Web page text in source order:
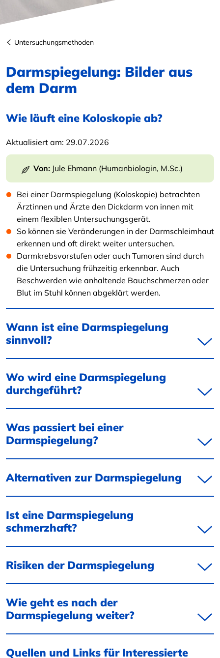
Untersuchungsmethoden
Darmspiegelung: Bilder aus
dem Darm
Wie läuft eine Koloskopie ab?
Aktualisiert am: 29.07.2026
Von: Jule Ehmann (Humanbiologin, M.Sc.)
Bei einer Darmspiegelung (Koloskopie) betrachten
Ärztinnen und Ärzte den Dickdarm von innen mit
einem flexiblen Untersuchungsgerät.
So können sie Veränderungen in der Darmschleimhaut
erkennen und oft direkt weiter untersuchen.
Darmkrebsvorstufen oder auch Tumoren sind durch
die Untersuchung frühzeitig erkennbar. Auch
Beschwerden wie anhaltende Bauchschmerzen oder
Blut im Stuhl können abgeklärt werden.
Wann ist eine Darmspiegelung
sinnvoll?
Wo wird eine Darmspiegelung
durchgeführt?
Was passiert bei einer
Darmspiegelung?
Alternativen zur Darmspiegelung
Ist eine Darmspiegelung
schmerzhaft?
Risiken der Darmspiegelung
Wie geht es nach der
Darmspiegelung weiter?
Quellen und Links für Interessierte